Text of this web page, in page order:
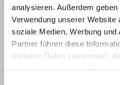
analysieren. Außerdem
Verwendung unserer Website
soziale Medien, Werbung
Partner führen diese
weiteren Daten zusammen,